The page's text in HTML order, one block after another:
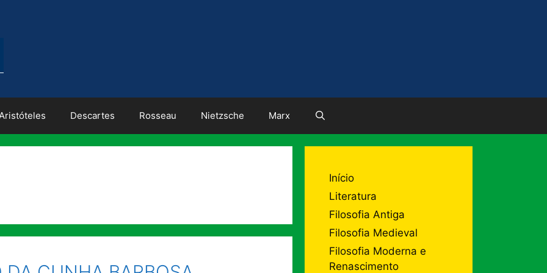
Descartes Rosseau Nietzsche Marx
Início
Literatura
Filosofia Antiga
Filosofia Medieval
Filosofia Moderna e
Renascimento